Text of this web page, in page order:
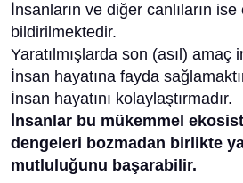
İnsanların ve diğer canlıların ise
bildirilmektedir.
Yaratılmışlarda son (asıl) amaç
İnsan hayatına fayda
İnsan hayatını kolaylaştırmadır.
İnsanlar bu mükemmel
dengeleri bozmadan birlikte
mutluluğunu başarabilir.